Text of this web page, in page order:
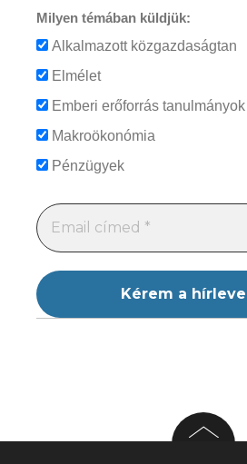
Milyen témában küldjük:
Alkalmazott közgazdaságtan
Elmélet
Emberi erőforrás tanulmányok
Makroökonómia
Pénzügyek